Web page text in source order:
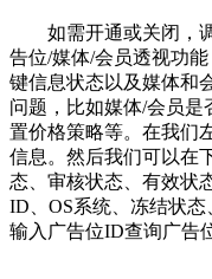
如需开通或关闭，
告位/媒体/会员透视功
键信息状态以及媒体和
问题，比如媒体/会员
置价格策略等。在我们
信息。然后我们可以在
态、审核状态、有效状
ID、OS系统、冻结状
输入广告位ID查询广告